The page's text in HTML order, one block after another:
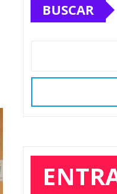
BUSCAR